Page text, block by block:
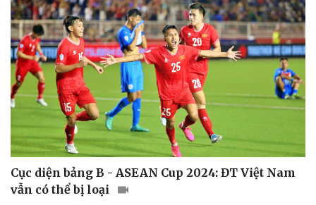
Cục diện bảng B - ASEAN Cup 2024: ĐT Việt Nam
vẫn có thể bị loại